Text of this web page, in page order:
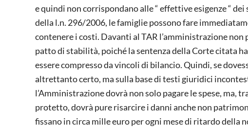
e quindi non corrispondano alle “ effettive esigenze “
della l.n. 296/2006, le famiglie possono fare
contenere i costi. Davanti al TAR l’amministrazione
patto di stabilità, poiché la sentenza della Corte citata
essere compresso da vincoli di bilancio. Quindi, se
altrettanto certo, ma sulla base di testi giuridici
l’Amministrazione dovrà non solo pagare le spese,
protetto, dovrà pure risarcire i danni anche non
fissano in circa mille euro per ogni mese di ritardo della